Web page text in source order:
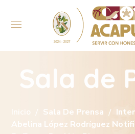
Sala de
Inicio Sala De Prensa
Abelina López Rodríguez